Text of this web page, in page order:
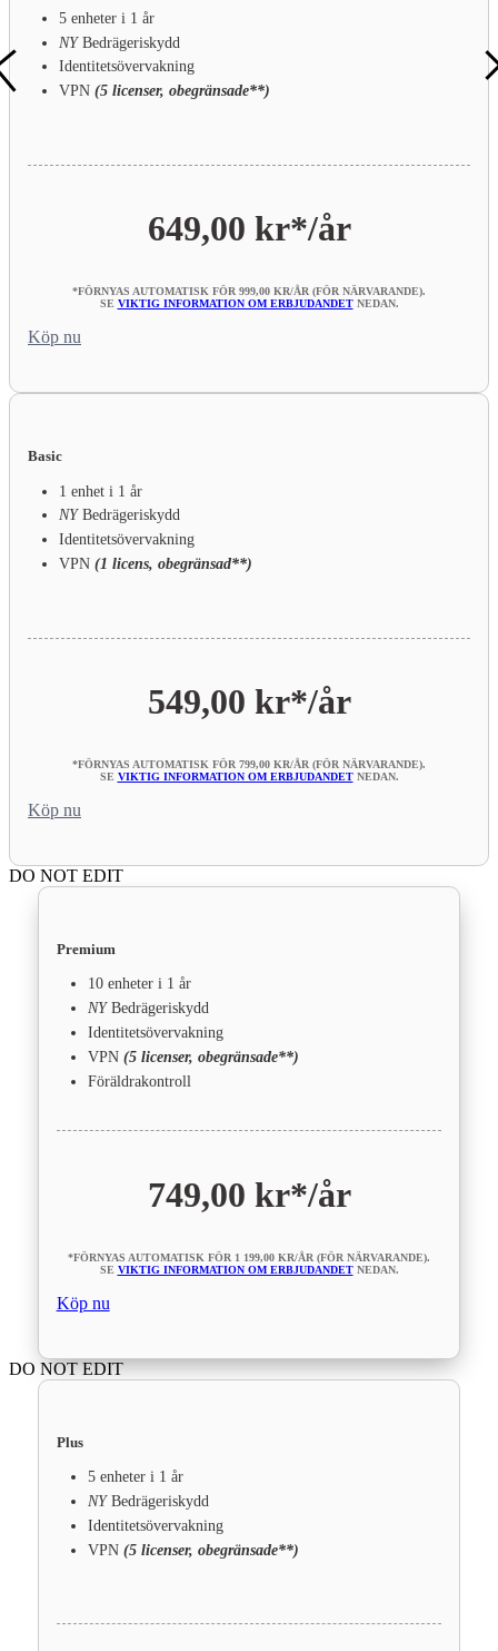
Basic
1 enhet i 1 år
NYBedrägeriskydd
Identitetsövervakning
VPN (1 licens, obegränsad**)
549,00 kr*/år
*FÖRNYAS AUTOMATISK FÖR 799,00 KR/ÅR (FÖR NÄRVARANDE).
SE VIKTIG INFORMATION OM ERBJUDANDETNEDAN.
Köp nu
5 enheter i 1 år
NYBedrägeriskydd
Identitetsövervakning
VPN (5 licenser, obegränsade**)
649,00 kr*/år
*FÖRNYAS AUTOMATISK FÖR 999,00 KR/ÅR (FÖR NÄRVARANDE).
SE VIKTIG INFORMATION OM ERBJUDANDETNEDAN.
Köp nu
DO NOT EDIT
Premium
10 enheter i 1 år
NYBedrägeriskydd
Identitetsövervakning
VPN (5 licenser, obegränsade**)
Föräldrakontroll
749,00 kr*/år
*FÖRNYAS AUTOMATISK FÖR 1 199,00 KR/ÅR (FÖR NÄRVARANDE).
SE VIKTIG INFORMATION OM ERBJUDANDETNEDAN.
Köp nu
DO NOT EDIT
Plus
5 enheter i 1 år
NYBedrägeriskydd
Identitetsövervakning
VPN (5 licenser, obegränsade**)